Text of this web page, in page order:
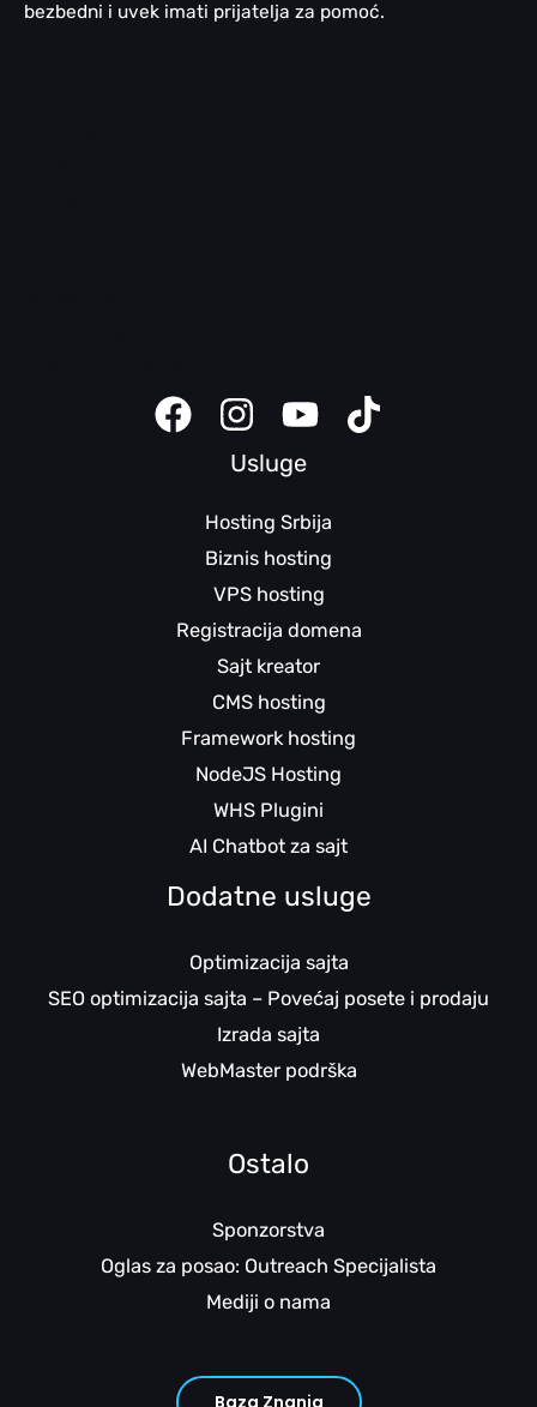
bezbedni i uvek imati prijatelja za pomoć.
Usluge
Hosting Srbija
Biznis hosting
VPS hosting
Registracija domena
Sajt kreator
CMS hosting
Framework hosting
NodeJS Hosting
WHS Plugini
AI Chatbot za sajt
Dodatne usluge
Optimizacija sajta
SEO optimizacija sajta – Povećaj posete i prodaju
Izrada sajta
WebMaster podrška
Ostalo
Sponzorstva
Oglas za posao: Outreach Specijalista
Mediji o nama
Baza Znanja